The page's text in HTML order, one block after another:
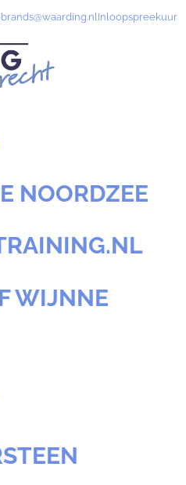
Inloopspreekuur
NOORDZEE
WIJNNE